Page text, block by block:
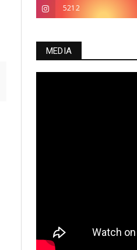
5212
MEDIA